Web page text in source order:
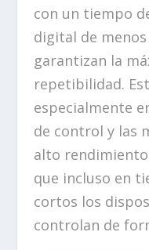
con un tiempo
digital de
garantizan la
repetibilidad.
especialmente
de control y las
alto
que incluso en
cortos los
controlan de